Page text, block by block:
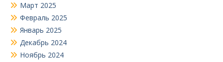
Март 2025
Февраль 2025
Январь 2025
Декабрь 2024
Ноябрь 2024